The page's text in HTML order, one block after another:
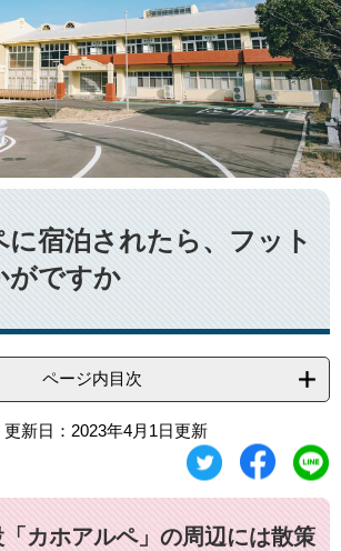
に宿泊されたら、フット
がですか
ページ内目次
更新日：2023年4月1日更新
カホアルペ」の周辺には散策